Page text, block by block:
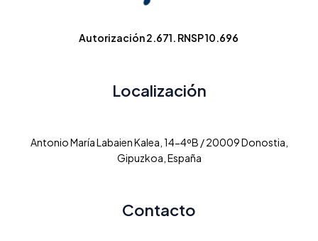
Autorización 2.671. RNSP 10.696
Localización
Antonio María Labaien Kalea, 14-4ºB / 20009 Donostia,
Gipuzkoa, España
Contacto